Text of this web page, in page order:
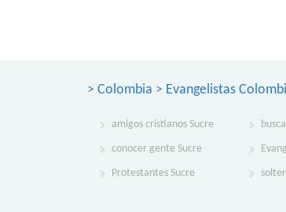
> Colombia > Evangelistas
amigos cristianos Sucre
conocer gente Sucre
Protestantes Sucre